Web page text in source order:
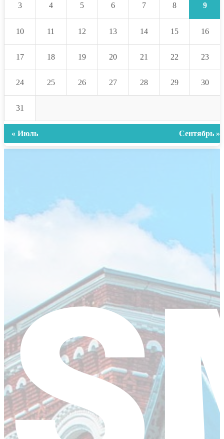
3 4 5 6 7 8 9
10 11 12 13 14 15 16
17 18 19 20 21 22 23
24 25 26 27 28 29 30
31
« Июль Сентябрь »